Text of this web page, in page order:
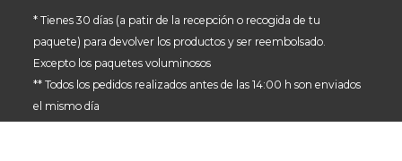
ALEMANIA
PAÍSES BAJOS
* Tienes 30 días (a patir de la recepción o recogida de tu
paquete) para devolver los productos y ser reembolsado.
Excepto los paquetes voluminosos
** Todos los pedidos realizados antes de las 14:00 h son enviados
el mismo día